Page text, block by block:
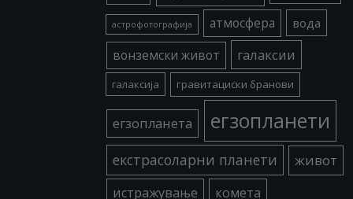
астрофотографија атмосфера вода
вонземски живот галаксии
галаксија гравитациски бранови
егзопланета егзопланети
екстрасоларни планети живот
истражување комета